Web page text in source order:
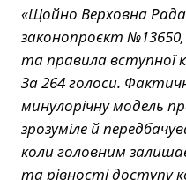
«Щойно Верховна Рада
законопроєкт
та правила вступної
За 264 голоси.
минулорічну модель
зрозуміле й
коли головним
та рівності доступу